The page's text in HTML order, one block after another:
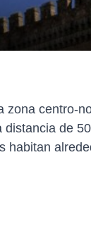
centro-
de